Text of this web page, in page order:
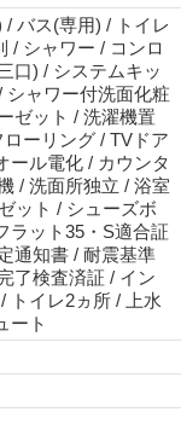
バス(専用) / トイレ
/ シャワー / コンロ
口) / システムキッ
シャワー付洗面化粧
ゼット / 洗濯機置
ーリング / TVドア
ール電化 / カウンタ
/ 洗面所独立 / 浴室
ット / シューズボ
ラット35・S適合証
通知書 / 耐震基準
了検査済証 / イン
トイレ2ヵ所 / 上水
ート